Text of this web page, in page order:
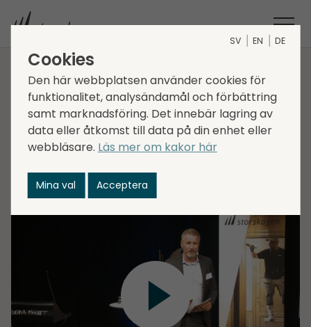
Kapitalmarknadsdag:
Fredrik Bergegård
Industry, gör en djupdykning i affärsområdet på
Storskogens Kapitalmarknadsdag 2022.
SV EN DE
Cookies
Den här webbplatsen använder cookies för
funktionalitet, analysändamål och förbättring
samt marknadsföring. Det innebär lagring av
data eller åtkomst till data på din enhet eller
webbläsare. Läs mer om kakor här
Mina val Acceptera